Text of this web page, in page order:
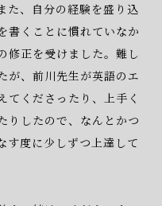
た、自分の経験を盛り込
書くことに慣れていなか
修正を受けました。 難し
、 前川先生が英語のエ
くださったり、 上手く
りしたので、 なんとかつ
す度に少しずつ上達して